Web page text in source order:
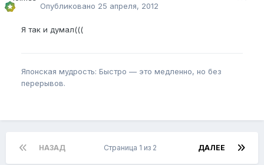
Опубликовано 25 апреля, 2012
Я так и думал(((
Японская мудрость: Быстро — это медленно, но без
перерывов.
НАЗАД ДАЛЕЕ
Страница 1 из 2